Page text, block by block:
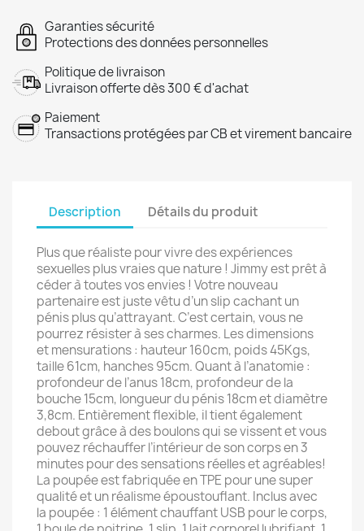
Garanties sécurité
Protections des données personnelles
Politique de livraison
Livraison offerte dès 300 € d'achat
Paiement
Transactions protégées par CB et virement bancaire
Description Détails du produit
Plus que réaliste pour vivre des expériences
sexuelles plus vraies que nature ! Jimmy est prêt à
céder à toutes vos envies ! Votre nouveau
partenaire est juste vêtu d’un slip cachant un
pénis plus qu’attrayant. C’est certain, vous ne
pourrez résister à ses charmes. Les dimensions
et mensurations : hauteur 160cm, poids 45Kgs,
taille 61cm, hanches 95cm. Quant à l’anatomie :
profondeur de l’anus 18cm, profondeur de la
bouche 15cm, longueur du pénis 18cm et diamètre
3,8cm. Entièrement flexible, il tient également
debout grâce à des boulons qui se vissent et vous
pouvez réchauffer l’intérieur de son corps en 3
minutes pour des sensations réelles et agréables!
La poupée est fabriquée en TPE pour une super
qualité et un réalisme époustouflant. Inclus avec
la poupée : 1 élément chauffant USB pour le corps,